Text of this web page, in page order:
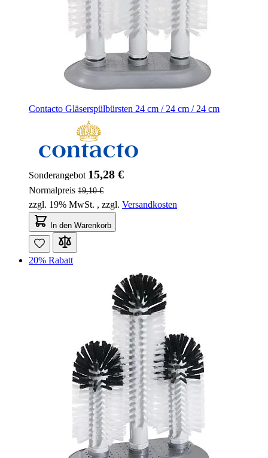
Contacto Gläserspülbürsten 24 cm / 24 cm / 24 cm
Sonderangebot 15,28 €
Normalpreis 19,10 €
zzgl. 19% MwSt. , zzgl. Versandkosten
In den Warenkorb
20% Rabatt